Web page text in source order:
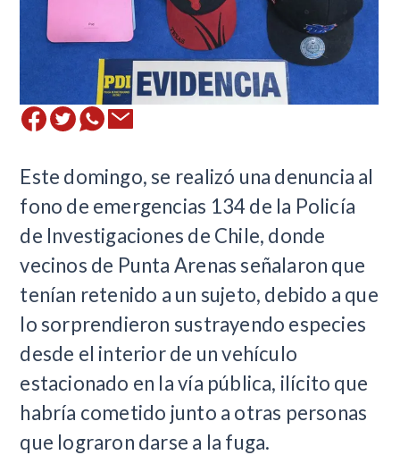
Este domingo, se realizó una denuncia al
fono de emergencias 134 de la Policía
de Investigaciones de Chile, donde
vecinos de Punta Arenas señalaron que
tenían retenido a un sujeto, debido a que
lo sorprendieron sustrayendo especies
desde el interior de un vehículo
estacionado en la vía pública, ilícito que
habría cometido junto a otras personas
que lograron darse a la fuga.